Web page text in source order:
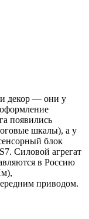
декор — они у
появились
шкалы), а у
блок
Силовой агрегат
в Россию
приводом.